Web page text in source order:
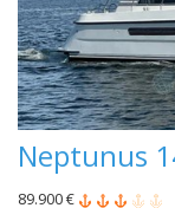
Neptunus
89.900 €